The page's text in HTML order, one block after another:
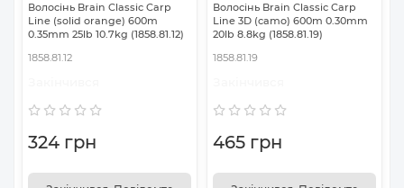
Волосінь Brain Classic Carp
Line (solid orange) 600m
0.35mm 25lb 10.7kg (1858.81.12)
1858.81.12
324 грн
Волосінь Brain Classic Carp
Line 3D (camo) 600m 0.30mm
20lb 8.8kg (1858.81.19)
1858.81.19
465 грн